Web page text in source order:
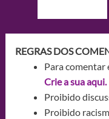
REGRAS DOS
Para comentar
Crie a sua aqui.
Proibido
Proibido